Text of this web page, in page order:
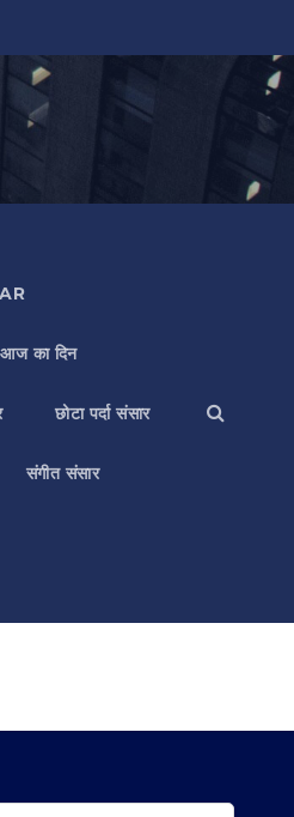
आज का दिन
छोटा पर्दा संसार
संगीत संसार